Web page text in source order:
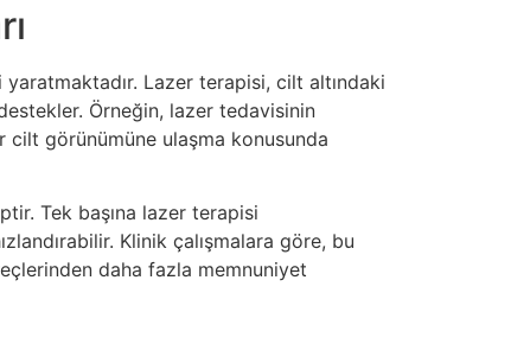
Lazer terapisi, cilt altındaki
Örneğin, lazer tedavisinin
cilt görünümüne ulaşma konusunda
Tek başına lazer terapisi
Klinik çalışmalara göre, bu
daha fazla memnuniyet